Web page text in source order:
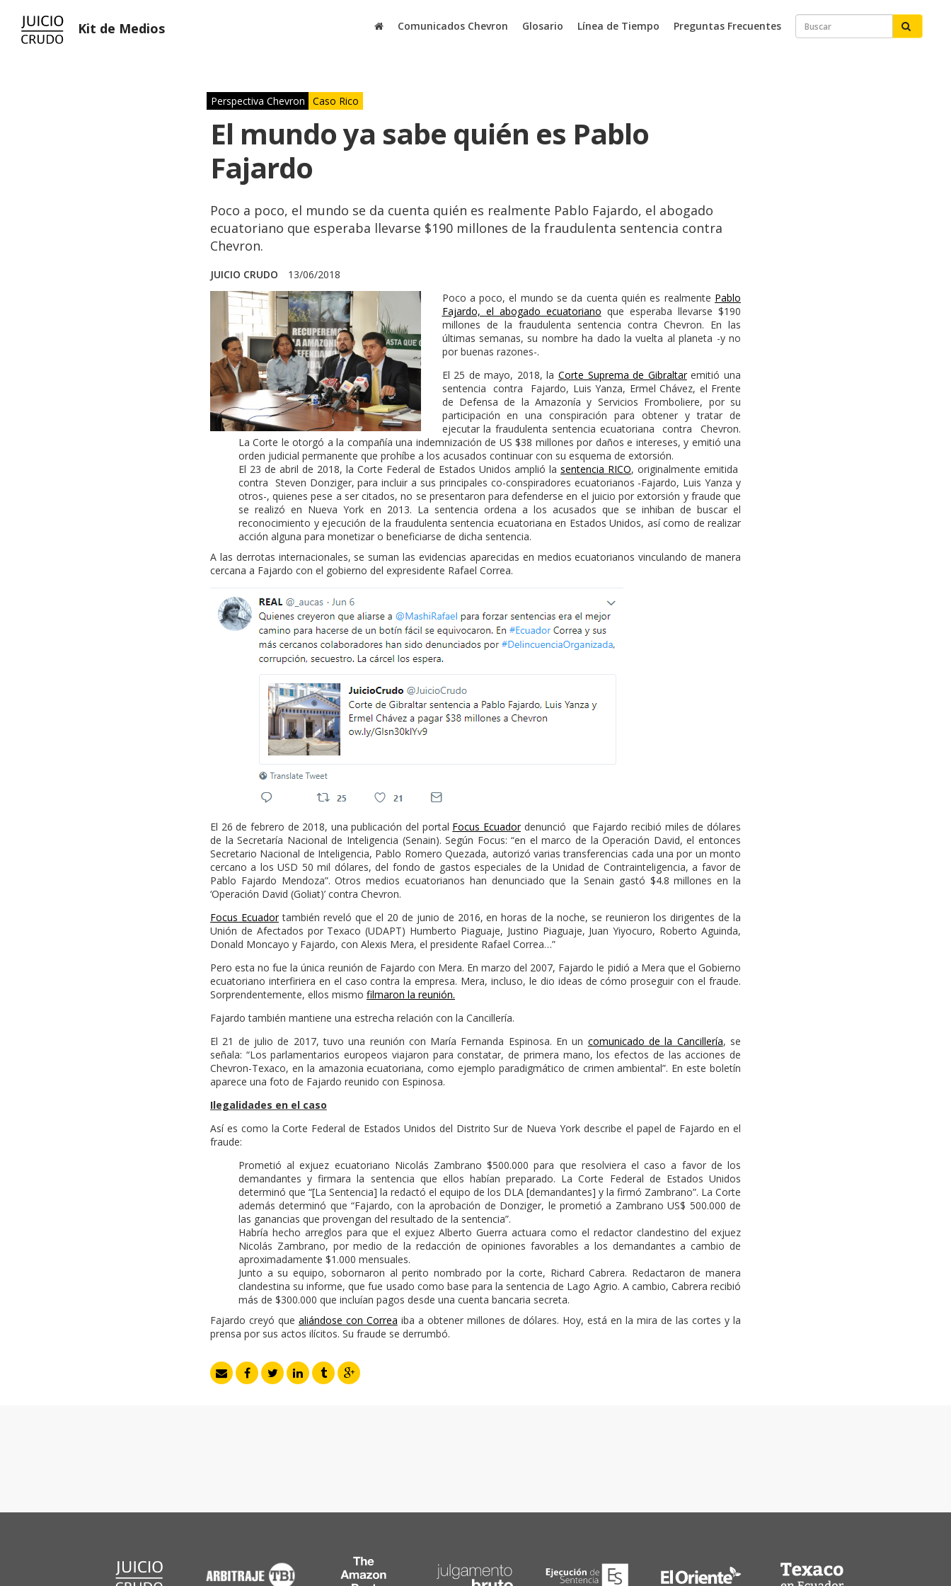
Kit de Medios Comunicados Chevron Glosario Línea de Tiempo Preguntas Frecuentes
Perspectiva Chevron Caso Rico
El mundo ya sabe quién es Pablo
Fajardo
Poco a poco, el mundo se da cuenta quién es realmente Pablo Fajardo, el abogado
ecuatoriano que esperaba llevarse $190 millones de la fraudulenta sentencia contra
Chevron.
JUICIO CRUDO
13/06/2018
Poco a poco, el mundo se da cuenta quién es realmente Pablo
Fajardo, el abogado ecuatoriano que esperaba llevarse $190
millones de la fraudulenta sentencia contra Chevron. En las
últimas semanas, su nombre ha dado la vuelta al planeta -y no
por buenas razones-.
El 25 de mayo, 2018, laCorte Suprema de Gibraltaremitió una
sentencia contra Fajardo, Luis Yanza, Ermel Chávez, el Frente
de Defensa de la Amazonía y Servicios Fromboliere, por su
participación en una conspiración para obtener y tratar de
ejecutar la fraudulenta sentencia ecuatoriana contra Chevron.
La Corte le otorgó a la compañía una indemnización de US $38 millones por daños e intereses, y emitió una
orden judicial permanente que prohíbe a los acusados continuar con su esquema de extorsión.
El 23 de abril de 2018, la Corte Federal de Estados Unidos amplió la sentencia RICO, originalmente emitida
contra Steven Donziger, para incluir a sus principales co-conspiradores ecuatorianos -Fajardo, Luis Yanza y
otros-, quienes pese a ser citados, no se presentaron para defenderse en el juicio por extorsión y fraude que
se realizó en Nueva York en 2013. La sentencia ordena a los acusados que se inhiban de buscar el
reconocimiento y ejecución de la fraudulenta sentencia ecuatoriana en Estados Unidos, así como de realizar
acción alguna para monetizar o beneficiarse de dicha sentencia.
A las derrotas internacionales, se suman las evidencias aparecidas en medios ecuatorianos vinculando de manera
cercana a Fajardo con el gobierno del expresidente Rafael Correa.
El 26 de febrero de 2018, una publicación del portal Focus Ecuadordenunció que Fajardo recibió miles de dólares
de la Secretaría Nacional de Inteligencia (Senain). Según Focus: “en el marco de la Operación David, el entonces
Secretario Nacional de Inteligencia, Pablo Romero Quezada, autorizó varias transferencias cada una por un monto
cercano a los USD 50 mil dólares, del fondo de gastos especiales de la Unidad de Contrainteligencia, a favor de
Pablo Fajardo Mendoza”. Otros medios ecuatorianos han denunciado que la Senain gastó $4.8 millones en la
‘Operación David (Goliat)’ contra Chevron.
Focus Ecuadortambién reveló que el 20 de junio de 2016, en horas de la noche, se reunieron los dirigentes de la
Unión de Afectados por Texaco (UDAPT) Humberto Piaguaje, Justino Piaguaje, Juan Yiyocuro, Roberto Aguinda,
Donald Moncayo y Fajardo, con Alexis Mera, el presidente Rafael Correa…”
Pero esta no fue la única reunión de Fajardo con Mera. En marzo del 2007, Fajardo le pidió a Mera que el Gobierno
ecuatoriano interfiriera en el caso contra la empresa. Mera, incluso, le dio ideas de cómo proseguir con el fraude.
Sorprendentemente, ellos mismo filmaron la reunión.
Fajardo también mantiene una estrecha relación con la Cancillería.
El 21 de julio de 2017, tuvo una reunión con María Fernanda Espinosa. En un comunicado de la Cancillería, se
señala: “Los parlamentarios europeos viajaron para constatar, de primera mano, los efectos de las acciones de
Chevron-Texaco, en la amazonia ecuatoriana, como ejemplo paradigmático de crimen ambiental”. En este boletín
aparece una foto de Fajardo reunido con Espinosa.
Ilegalidades en el caso
Así es como la Corte Federal de Estados Unidos del Distrito Sur de Nueva York describe el papel de Fajardo en el
fraude:
Prometió al exjuez ecuatoriano Nicolás Zambrano $500.000 para que resolviera el caso a favor de los
demandantes y firmara la sentencia que ellos habían preparado. La Corte Federal de Estados Unidos
determinó que “[La Sentencia] la redactó el equipo de los DLA [demandantes] y la firmó Zambrano”. La Corte
además determinó que “Fajardo, con la aprobación de Donziger, le prometió a Zambrano US$ 500.000 de
las ganancias que provengan del resultado de la sentencia”.
Habría hecho arreglos para que el exjuez Alberto Guerra actuara como el redactor clandestino del exjuez
Nicolás Zambrano, por medio de la redacción de opiniones favorables a los demandantes a cambio de
aproximadamente $1.000 mensuales.
Junto a su equipo, sobornaron al perito nombrado por la corte, Richard Cabrera. Redactaron de manera
clandestina su informe, que fue usado como base para la sentencia de Lago Agrio. A cambio, Cabrera recibió
más de $300.000 que incluían pagos desde una cuenta bancaria secreta.
Fajardo creyó que aliándose con Correa iba a obtener millones de dólares. Hoy, está en la mira de las cortes y la
prensa por sus actos ilícitos. Su fraude se derrumbó.